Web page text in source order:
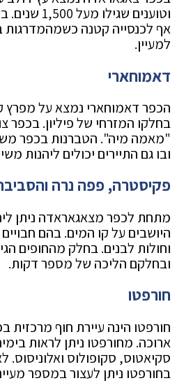
וטוענים
אף לכנסייה קטנה כשמהמדרגות
למעיין.
דאמוחארי
הכפר דאמוחארי נמצא על מפרץ
בחלקו המזרחי של פיליון. בכפר
"מאמה מיה". הטברנות בכפר
ובו גם התיירים יכולים ליהנות
פקיסטרה, פפה נרה
מתחת לכפר מצאגאראדה ניתן
היושבים על קו המים. בהם
וחולות לבנים. בחלק מהחופים
ובחלקם הליכה של מספר דקות.
חורפטו
חורפטו הינה עיירת חוף מרכזית
ארוכה. מחורפטו ניתן לראות
סקיאטוס, סקופולוס ואלוניסוס.
בחורפטו ניתן לעצור במספר